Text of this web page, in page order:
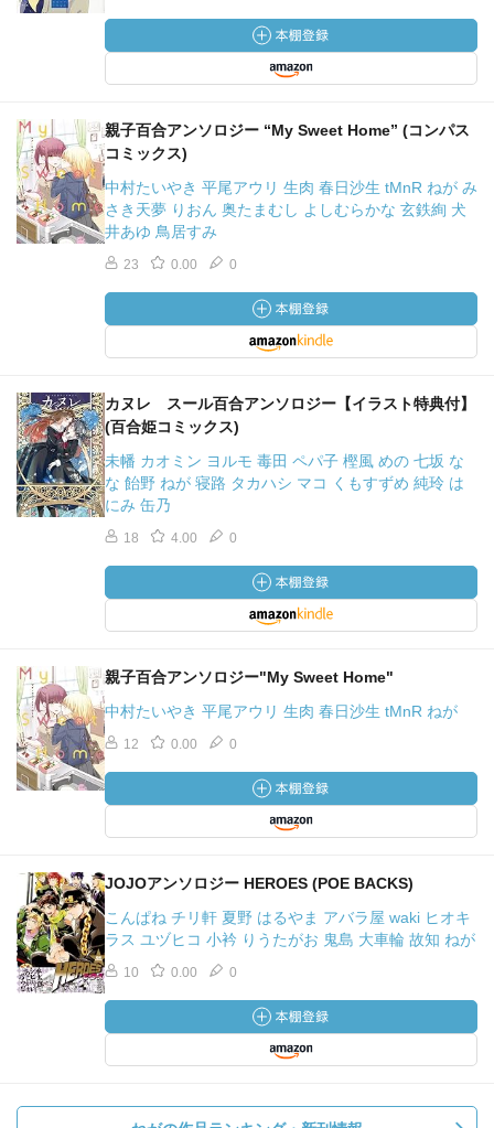
親子百合アンソロジー “My Sweet Home” (コンパス
コミックス)
中村たいやき 平尾アウリ 生肉 春日沙生 tMnR ねが み
さき天夢 りおん 奥たまむし よしむらかな 玄鉄絢 犬
井あゆ 鳥居すみ
23 0.00 0
カヌレ スール百合アンソロジー【イラスト特典付】
(百合姫コミックス)
未幡 カオミン ヨルモ 毒田 ペパ子 樫風 めの 七坂 な
な 飴野 ねが 寝路 タカハシ マコ くもすずめ 純玲 は
にみ 缶乃
18 4.00 0
親子百合アンソロジー"My Sweet Home"
中村たいやき 平尾アウリ 生肉 春日沙生 tMnR ねが
12 0.00 0
JOJOアンソロジー HEROES (POE BACKS)
こんぱね チリ軒 夏野 はるやま アバラ屋 waki ヒオキ
ラス ユヅヒコ 小衿 りうたがお 鬼島 大車輪 故知 ねが
10 0.00 0